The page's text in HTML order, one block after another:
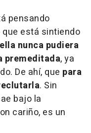
pensando
está sintiendo
ella nunca pudiera
premeditada, ya
De ahí, que para
. Sin
bajo la
cariño, es un